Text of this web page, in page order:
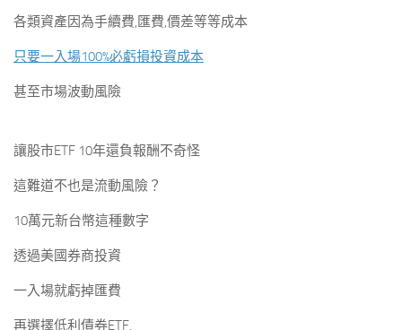
各類資產因為手續費,匯費,價差等等成本
只要一入場100%必虧損投資成本
甚至市場波動風險
讓股市ETF 10年還負報酬不奇怪
這難道不也是流動風險？
10萬元新台幣這種數字
透過美國券商投資
一入場就虧掉匯費
再選擇低利債券ETF,